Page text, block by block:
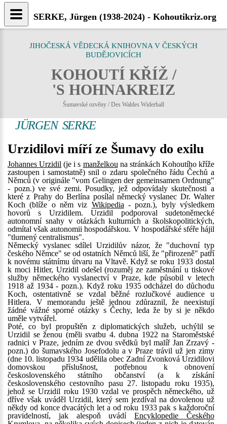
JIHOČESKÁ VĚDECKÁ KNIHOVNA V ČESKÝCH
BUDĚJOVICÍCH
KOHOUTÍ KŘÍŽ /
'S HOHNAKREIZ
Šumavské ozvěny / Des Waldes Widerhall
JÜRGEN SERKE
Urzidilovi míří ze Šumavy do exilu
Johannes Urzidil (je i s manželkou na stránkách Kohoutího kříže
zastoupen i samostatně) snil o zdaru společného řádu Čechů a
Němců (v originále "vom Gelingen der gemeinsamen Ordnung"
- pozn.) ve své zemi. Posudky, jež odpovídaly skutečnosti a
které z Prahy do Berlína posílal německý vyslanec Dr. Walter
Koch (blíže o něm viz Wikipedia - pozn.), byly výsledkem
hovorů s Urzidilem. Urzidil podporoval sudetoněmecké
autonomní snahy v otázkách kulturních a školskopolitických,
odmítal však autonomii hospodářskou. V hospodářské sféře hájil
"tlumený centralismus".
Německý vyslanec sdílel Urzidilův názor, že "duchovní typ
českého Němce" se od ostatních Němců liší, že "přirozeně" patří
k novému státnímu útvaru na Vltavě. Když se roku 1933 dostal
k moci Hitler, Urzidil odešel (rozuměj ze zaměstnání u tiskové
služby německého vyslanectví v Praze, kde působil v letech
1918 až 1934 - pozn.). Když roku 1935 odcházel do důchodu
Koch, ostentativně se vzdal běžné rozlučkové audience u
Hitlera. V memorandu ještě jednou zdůraznil, že neexistují
žádné vážné sporné otázky s Čechy, leda že by si je někdo
uměle vytvářel.
Poté, co byl propuštěn z diplomatických služeb, uchýlil se
Urzidil se ženou (měli svatbu 4. dubna 1922 na Staroměstské
radnici v Praze, jedním ze dvou svědků byl malíř Jan Zrzavý -
pozn.) do šumavského Josefodolu a v Praze trávil už jen zimy
(dne 10. listopadu 1934 udělila obec Zadní Zvonková Urzidilovi
domovskou příslušnost, potřebnou k obnovení
československého státního občanství (a k získání
československého cestovního pasu 27. listopadu roku 1935),
jehož se Urzidil roku 1930 vzdal ve prospěch německého, už
dříve však uváděl Urzidil, který sem jezdíval na dovolenou už
někdy od konce dvacátých let a od roku 1933 pak s každoroční
pravidelností, jak alespoň uvádíEncyklopedie Českého
SERKE, Jürgen (1938-2024) - Kohoutikriz.org